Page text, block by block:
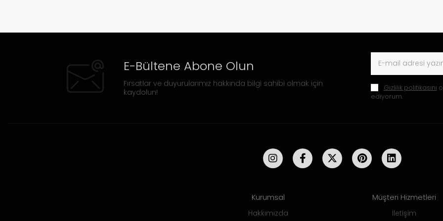
E-Bültene Abone Olun
Fırsatlar ve duyurularımız hakkında bilgi sahibi olmak için
kaydolun!
Gizlilik politikasını
ediyorum.
Kurumsal
Hakkımızda
Müşteri Hizmetleri
İletişim